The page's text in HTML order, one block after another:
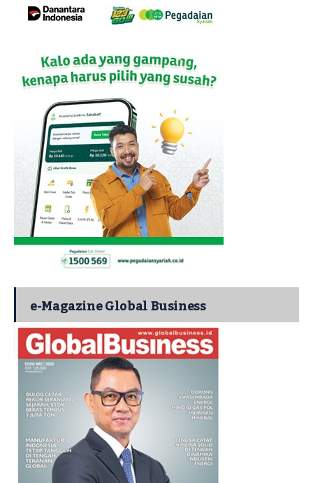
e-Magazine Global Business